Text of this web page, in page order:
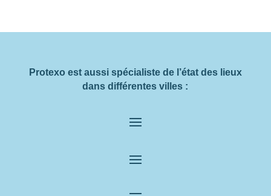
Protexo est aussi spécialiste de l’état des lieux
dans différentes villes :